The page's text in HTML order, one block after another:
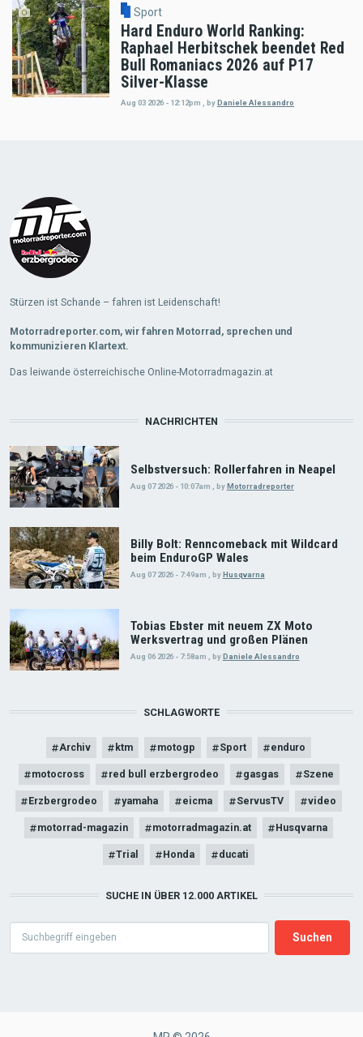
Sport
Hard Enduro World Ranking:
Raphael Herbitschek beendet Red
Bull Romaniacs 2026 auf P17
Silver-Klasse
Aug 03 2026 - 12:12pm byDaniele Alessandro
Stürzen ist Schande – fahren ist Leidenschaft!
Motorradreporter.com, wir fahren Motorrad, sprechen und
kommunizieren Klartext.
Das leiwande österreichische Online-Motorradmagazin.at
NACHRICHTEN
Selbstversuch: Rollerfahren in Neapel
Aug 07 2026 - 10:07am byMotorradreporter
Billy Bolt: Renncomeback mit Wildcard
beim EnduroGP Wales
Aug 07 2026 - 7:49am , by Husqvarna
Tobias Ebster mit neuem ZX Moto
Werksvertrag und großen Plänen
Aug 06 2026 - 7:58am byDaniele Alessandro
SCHLAGWORTE
Archiv ktm motogp Sport enduro
motocross red bull erzbergrodeo gasgas Szene
Erzbergrodeo yamaha eicma ServusTV video
motorrad-magazin motorradmagazin.at Husqvarna
Trial Honda ducati
SUCHE IN ÜBER 12.000 ARTIKEL